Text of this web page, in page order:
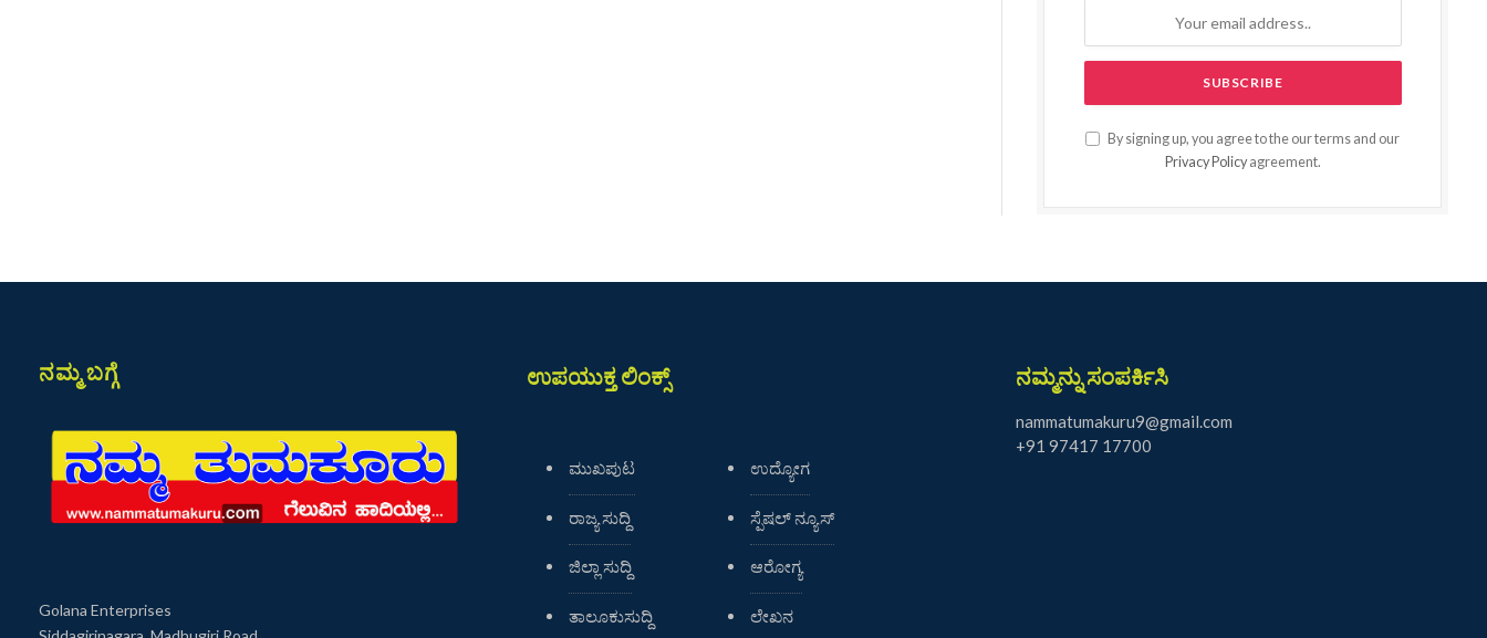
By signing up, you agree to the our terms and our
Privacy Policyagreement.
ನಮ್ಮ ಬಗ್ಗೆ
Golana Enterprises
ಉಪಯುಕ್ತ ಲಿಂಕ್ಸ್
ಮುಖಪುಟ
ರಾಜ್ಯ ಸುದ್ದಿ
ಜಿಲ್ಲಾ ಸುದ್ದಿ
ತಾಲೂಕುಸುದ್ದಿ
ಉದ್ಯೋಗ
ಸ್ಪೆಷಲ್ ನ್ಯೂಸ್
ಆರೋಗ್ಯ
ಲೇಖನ
ನಮ್ಮನ್ನು ಸಂಪರ್ಕಿಸಿ
nammatumakuru9@gmail.com
+91 97417 17700